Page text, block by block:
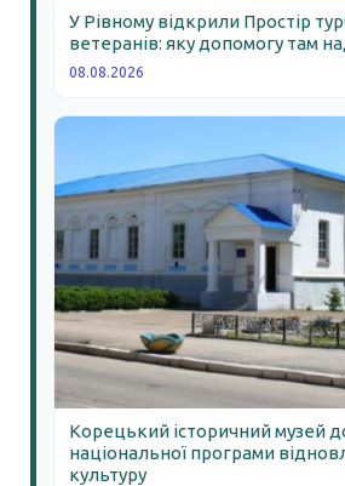
У Рівному відкрили Простір
ветеранів: яку допомогу там
08.08.2026
Корецький історичний музей
національної програми
культуру